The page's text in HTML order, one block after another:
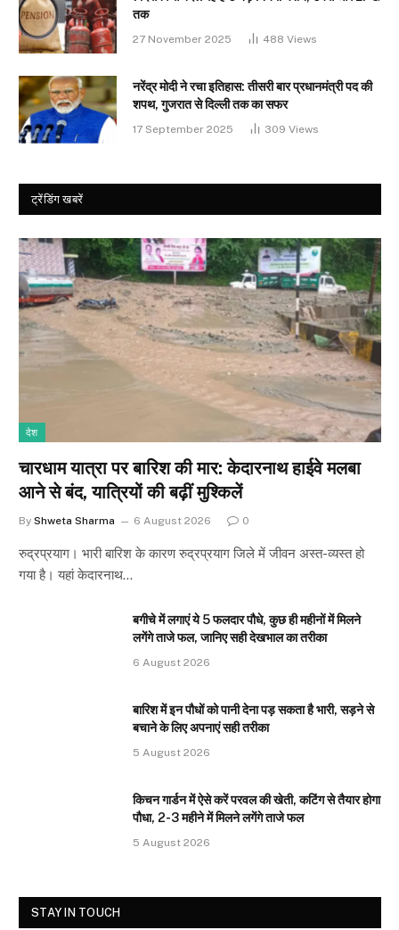
तक
27 November 2025 488 Views
नरेंद्र मोदी ने रचा इतिहास: तीसरी बार प्रधानमंत्री पद की
शपथ, गुजरात से दिल्ली तक का सफर
17 September 2025 309 Views
ट्रेंडिंग खबरें
देश
चारधाम यात्रा पर बारिश की मार: केदारनाथ हाईवे मलबा
आने से बंद, यात्रियों की बढ़ीं मुश्किलें
By Shweta Sharma 6 August 2026 0
रुद्रप्रयाग। भारी बारिश के कारण रुद्रप्रयाग जिले में जीवन अस्त-व्यस्त हो
गया है। यहां केदारनाथ…
बगीचे में लगाएं ये 5 फलदार पौधे, कुछ ही महीनों में मिलने
लगेंगे ताजे फल, जानिए सही देखभाल का तरीका
6 August 2026
बारिश में इन पौधों को पानी देना पड़ सकता है भारी, सड़ने से
बचाने के लिए अपनाएं सही तरीका
5 August 2026
किचन गार्डन में ऐसे करें परवल की खेती, कटिंग से तैयार होगा
पौधा, 2-3 महीने में मिलने लगेंगे ताजे फल
5 August 2026
STAY IN TOUCH